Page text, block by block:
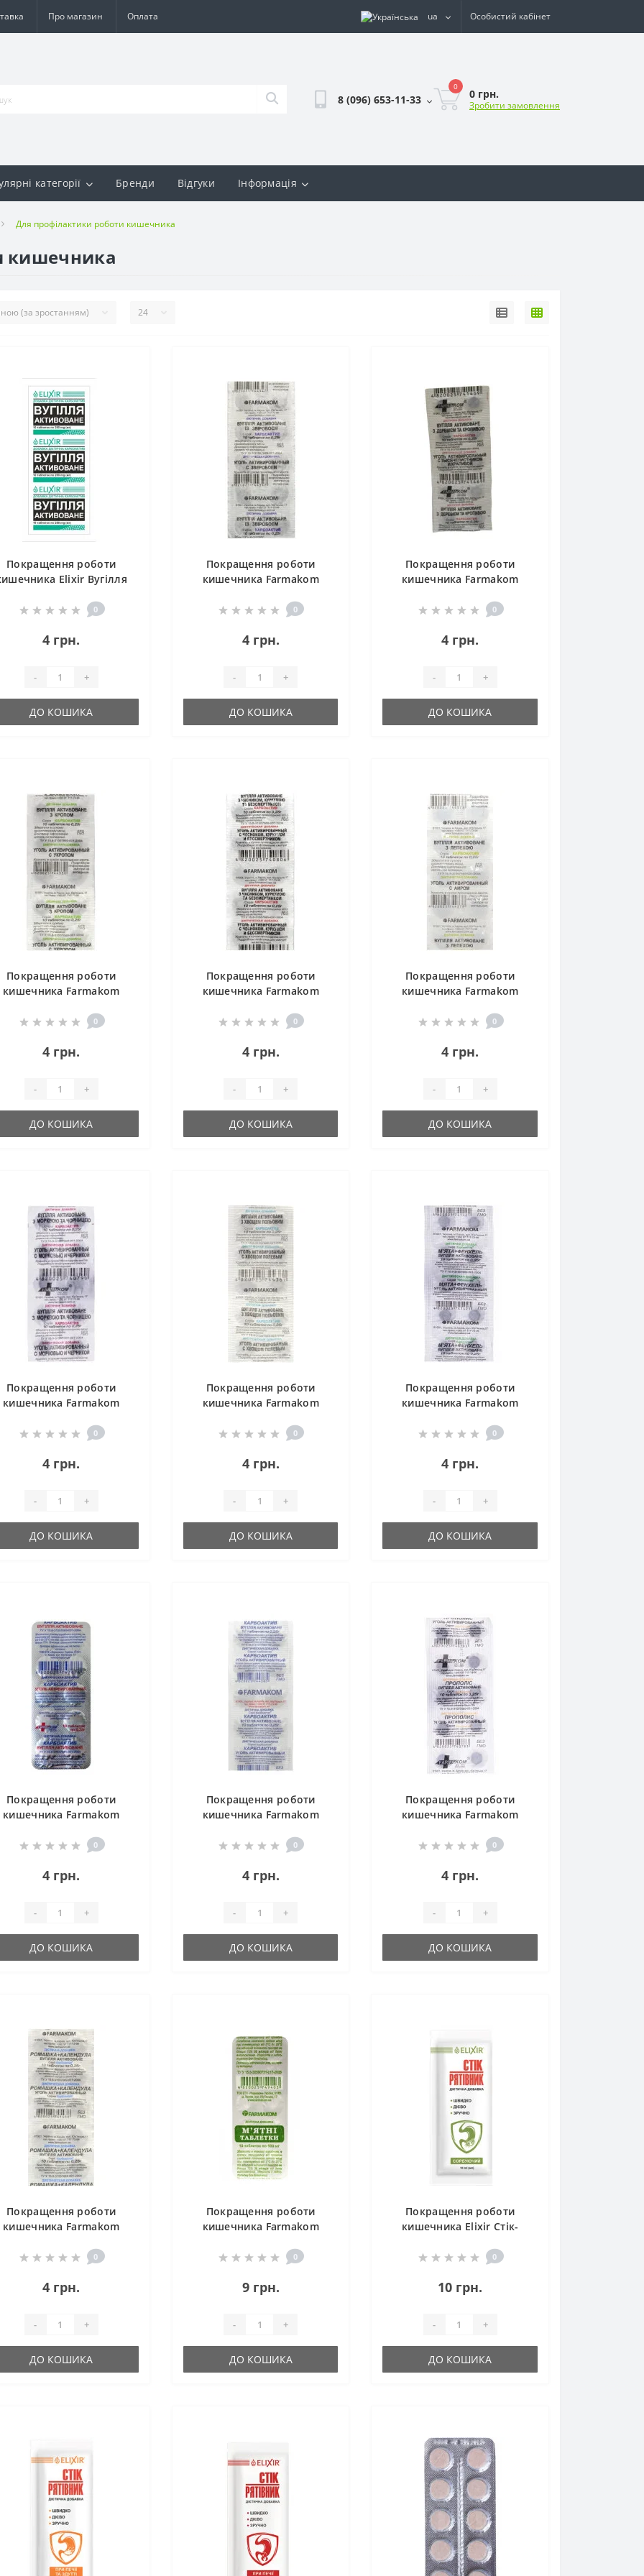
Про магазин Оплата ua Особистий кабінет
8 (096) 653-11-33
0
0 грн.
Зробити замовлення
категорії Бренди Відгуки Інформація
Для профілактики роботи кишечника
кишечника
Покращення роботи
Elixir Вугілля
0
4 грн.
- +
ДО КОШИКА
Покращення роботи
кишечника Farmakom
Звіробоєм Серія
0
4 грн.
- +
ДО КОШИКА
Покращення роботи
кишечника Farmakom
Деревієм та Кропивою
0
4 грн.
- +
ДО КОШИКА
Покращення роботи
кишечника Farmakom
Кропом Серія
0
4 грн.
- +
ДО КОШИКА
Покращення роботи
кишечника Farmakom
Куркумою, Часником та
«Карбоактив» 10 таб
0
4 грн.
- +
ДО КОШИКА
Покращення роботи
кишечника Farmakom
Лепехою Серія Карбоактив
0
4 грн.
- +
ДО КОШИКА
Покращення роботи
кишечника Farmakom
Морквою та Чорницею
0
4 грн.
- +
ДО КОШИКА
Покращення роботи
кишечника Farmakom
Хвощем Польовим Серія
0
4 грн.
- +
ДО КОШИКА
Покращення роботи
кишечника Farmakom
Фенхель Серія
0
4 грн.
- +
ДО КОШИКА
Покращення роботи
кишечника Farmakom
Вугілля (фольга) 10 таб
0
4 грн.
- +
ДО КОШИКА
Покращення роботи
кишечника Farmakom
Вугілля 10 таб
0
4 грн.
- +
ДО КОШИКА
Покращення роботи
кишечника Farmakom
Активоване Серія
0
4 грн.
- +
ДО КОШИКА
Покращення роботи
кишечника Farmakom
Вугілля Активоване Серія
0
4 грн.
- +
ДО КОШИКА
Покращення роботи
кишечника Farmakom
0
9 грн.
- +
ДО КОШИКА
Покращення роботи
кишечника Elixir Стік-
Діоксидом Кремнію 10 мл
0
10 грн.
- +
ДО КОШИКА